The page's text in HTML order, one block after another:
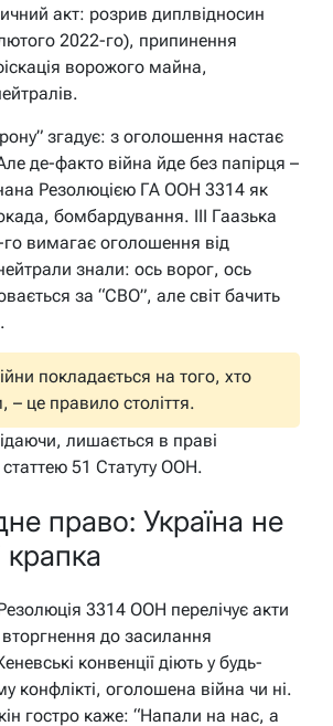
акт: розрив диплвідносин
2022-го), припинення
ворожого майна,
згадує: з оголошення настає
де-факто війна йде без папірця –
Резолюцією ГА ООН 3314 як
бомбардування. III Гаазька
вимагає оголошення від
знали: ось ворог, ось
за “СВО”, але світ бачить
покладається на того, хто
це правило століття.
лишається в праві
51 Статуту ООН.
право: Україна не
крапка
3314 ООН перелічує акти
вторгнення до засилання
конвенції діють у будь-
конфлікті, оголошена війна чи ні.
гостро каже: “Напали на нас, а